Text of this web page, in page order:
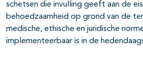
Bespreken situatie en vooruitzichten
Geen redelijke andere oplossing
schetsen die invulling geeft aan de
behoedzaamheid op grond van de
medische, ethische en juridische
implementeerbaar is in de